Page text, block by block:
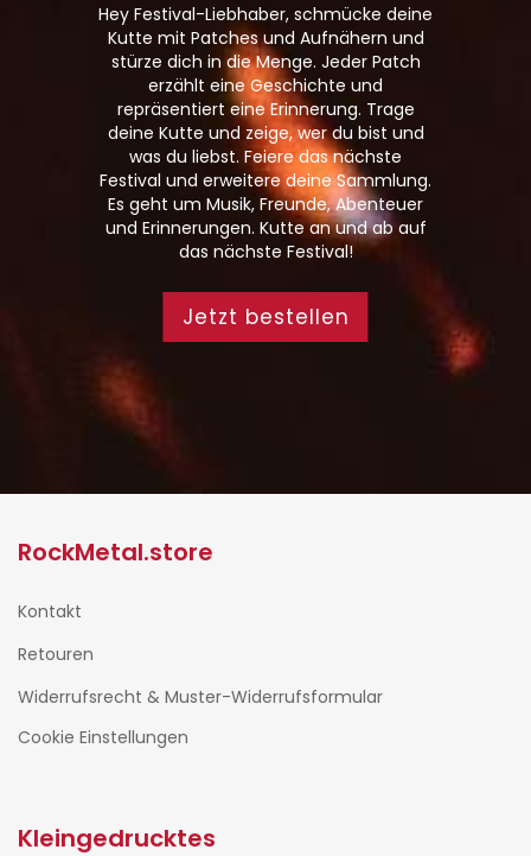
Hey Festival-Liebhaber, schmücke deine
Kutte mit Patches und Aufnähern und
stürze dich in die Menge. Jeder Patch
erzählt eine Geschichte und
repräsentiert eine Erinnerung. Trage
deine Kutte und zeige, wer du bist und
was du liebst. Feiere das nächste
Festival und erweitere deine Sammlung.
Es geht um Musik, Freunde, Abenteuer
und Erinnerungen. Kutte an und ab auf
das nächste Festival!
Jetzt bestellen
RockMetal.store
Kontakt
Retouren
Widerrufsrecht & Muster-Widerrufsformular
Cookie Einstellungen
Kleingedrucktes